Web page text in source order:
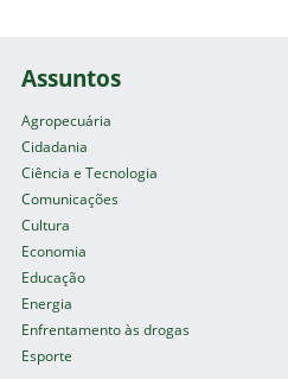
Assuntos
Agropecuária
Cidadania
Ciência e Tecnologia
Comunicações
Cultura
Economia
Educação
Energia
Enfrentamento às drogas
Esporte